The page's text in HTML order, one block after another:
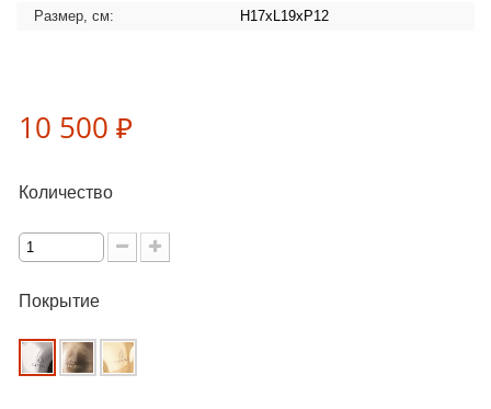
Размер, см:
H17xL19xP12
10 500 ₽
Количество
Покрытие